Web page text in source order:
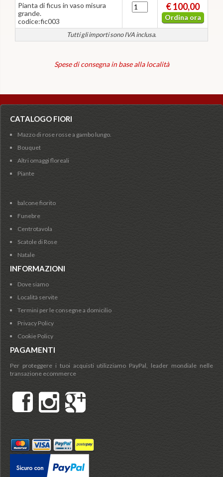
Tutti gli importi sono IVA inclusa.
Pianta di ficus in vaso misura
grande.
codice:fic003
€ 100,00
Ordina ora
Spese di consegna in base alla località
CATALOGO FIORI
Mazzo di rose rosse a gambo lungo.
Bouquet
Altri omaggi floreali
Piante
balcone fiorito
Funebre
Centrotavola
Scatole di Rose
Natale
INFORMAZIONI
Dove siamo
Località servite
Termini per le consegne a domicilio
Privacy Policy
Cookie Policy
PAGAMENTI
Per proteggere i tuoi acquisti utilizziamo PayPal, leader mondiale nelle
transazione ecommerce